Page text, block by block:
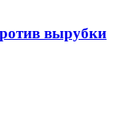
вырубки